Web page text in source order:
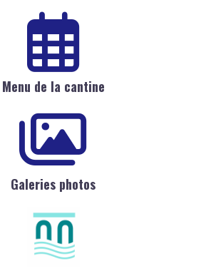
Menu de la cantine
Galeries photos